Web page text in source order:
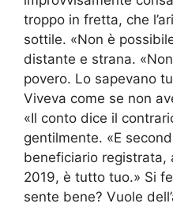
troppo in fretta, che
sottile. «Non è
distante e strana.
povero. Lo sapevano
Viveva come se non
«Il conto dice il
gentilmente. «E
beneficiario registrata,
2019, è tutto tuo.» Si
sente bene? Vuole